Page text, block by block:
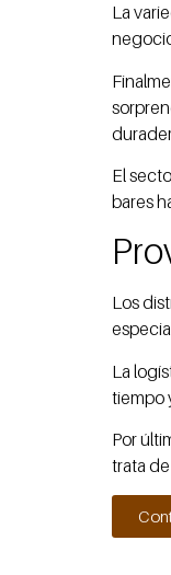
La
El
bares
Los
La
tiempo
Por
trata